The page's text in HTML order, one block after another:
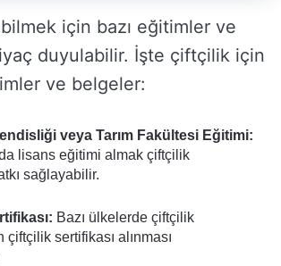
için bazı eğitimler ve
duyulabilir. İşte çiftçilik için
ve belgeler:
veya Tarım Fakültesi Eğitimi:
lisans eğitimi almak çiftçilik
sağlayabilir.
Bazı ülkelerde çiftçilik
sertifikası alınması